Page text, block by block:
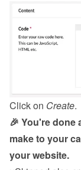
Click on Create.
🎉 You're done
make to your
your website.